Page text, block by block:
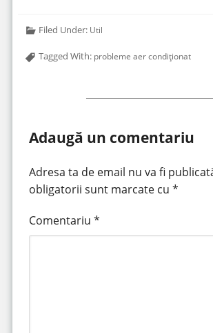
Filed Under: Util
Tagged With: probleme aer condiționat
Adaugă un comentariu
Adresa ta de email nu va fi
obligatorii sunt marcate cu *
Comentariu *